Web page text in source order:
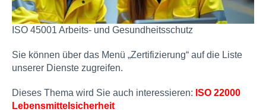
ISO 45001 Arbeits- und Gesundheitsschutz
Sie können über das Menü „Zertifizierung“ auf die Liste
unserer Dienste zugreifen.
Dieses Thema wird Sie auch interessieren: ISO 22000
Lebensmittelsicherheit